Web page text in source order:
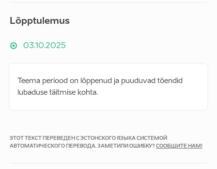
Lõpptulemus
03.10.2025
Teema periood on lõppenud ja puuduvad tõendid
lubaduse täitmise kohta.
ЭТОТ ТЕКСТ ПЕРЕВЕДЕН С ЭСТОНСКОГО ЯЗЫКА СИСТЕМОЙ
АВТОМАТИЧЕСКОГО ПЕРЕВОДА. ЗАМЕТИЛИ ОШИБКУ? СООБЩИТЕ НАМ!